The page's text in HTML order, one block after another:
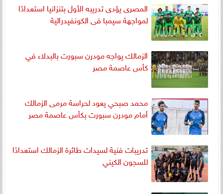
المصرى يؤدى تدريبه الأول بتنزانيا استعدادًا
لمواجهة سيمبا فى الكونفيدرالية
الزمالك يواجه مودرن سبورت بالبدلاء في
كأس عاصمة مصر
محمد صبحي يعود لحراسة مرمى الزمالك
أمام مودرن سبورت بكأس عاصمة مصر
تدريبات فنية لسيدات طائرة الزمالك استعدادًا
للسجون الكيني